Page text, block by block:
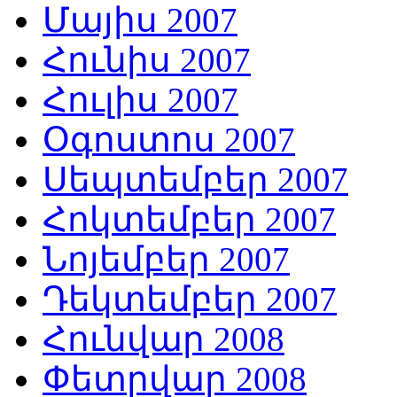
Մայիս 2007
Հունիս 2007
Հուլիս 2007
Օգոստոս 2007
Սեպտեմբեր 2007
Հոկտեմբեր 2007
Նոյեմբեր 2007
Դեկտեմբեր 2007
Հունվար 2008
Փետրվար 2008